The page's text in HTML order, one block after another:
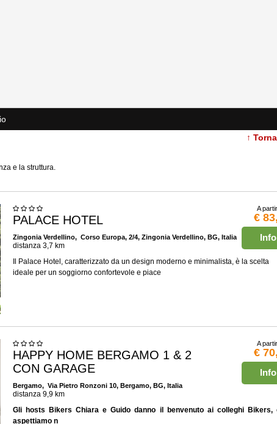
↑
e la struttura.
A
€
Info
PALACE HOTEL
Zingonia Verdellino, Corso Europa, 2/4, Zingonia Verdellino, BG, Italia
distanza 3,7 km
Il Palace Hotel, caratterizzato da un design moderno e minimalista, è la scelta
ideale per un soggiorno confortevole e piace
A
€
Info
HAPPY HOME BERGAMO 1 & 2
CON GARAGE
Bergamo, Via Pietro Ronzoni 10, Bergamo, BG, Italia
distanza 9,9 km
Gli hosts Bikers Chiara e Guido danno il benvenuto ai colleghi Bikers,
aspettiamo n